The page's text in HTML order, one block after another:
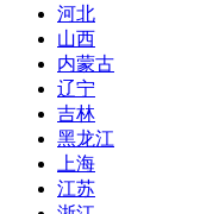
河北
山西
内蒙古
辽宁
吉林
黑龙江
上海
江苏